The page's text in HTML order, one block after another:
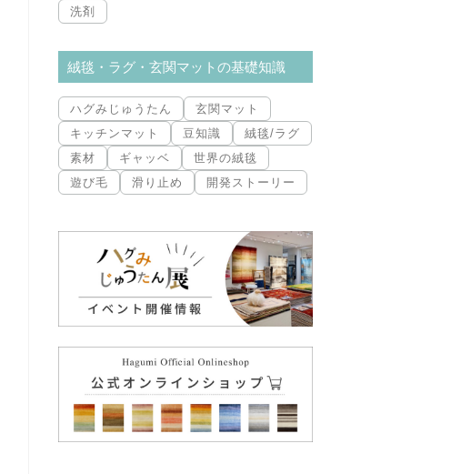
洗剤
絨毯・ラグ・玄関マットの基礎知識
ハグみじゅうたん
玄関マット
キッチンマット
豆知識
絨毯/ラグ
素材
ギャッベ
世界の絨毯
遊び毛
滑り止め 開発ストーリー